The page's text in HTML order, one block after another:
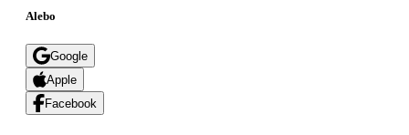
Alebo
Google
Apple
Facebook